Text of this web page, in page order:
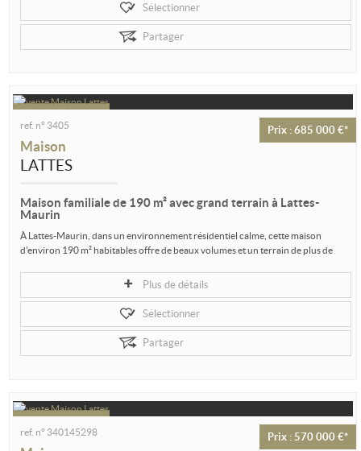
Sélectionner
Partager
Prix : 685 000 €*
ref. n° 3405
Maison
LATTES
Maison familiale de 190 m² avec grand terrain à Lattes-
Maurin
À Lattes-Maurin, dans un environnement résidentiel calme, cette maison
d'environ 190 m² habitables offre de beaux volumes et un terrain de plus de
Plus de détails
Sélectionner
Partager
Prix : 570 000 €*
ref. n° 340145298